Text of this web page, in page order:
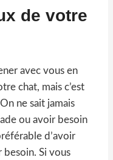
de votre
avec vous en
chat, mais c’est
ne sait jamais
ou avoir besoin
d’avoir
Si vous